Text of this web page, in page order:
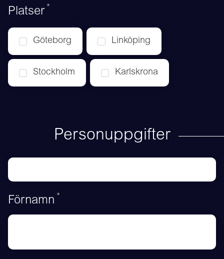
Platser *
Göteborg Linköping
Stockholm Karlskrona
Personuppgifter
Förnamn *